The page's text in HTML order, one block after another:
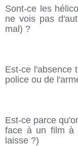
Sont-ce les
ne vois pas
mal) ?
Est-ce l'absence
police ou de
Est-ce parce
face à un film à
laisse ?)